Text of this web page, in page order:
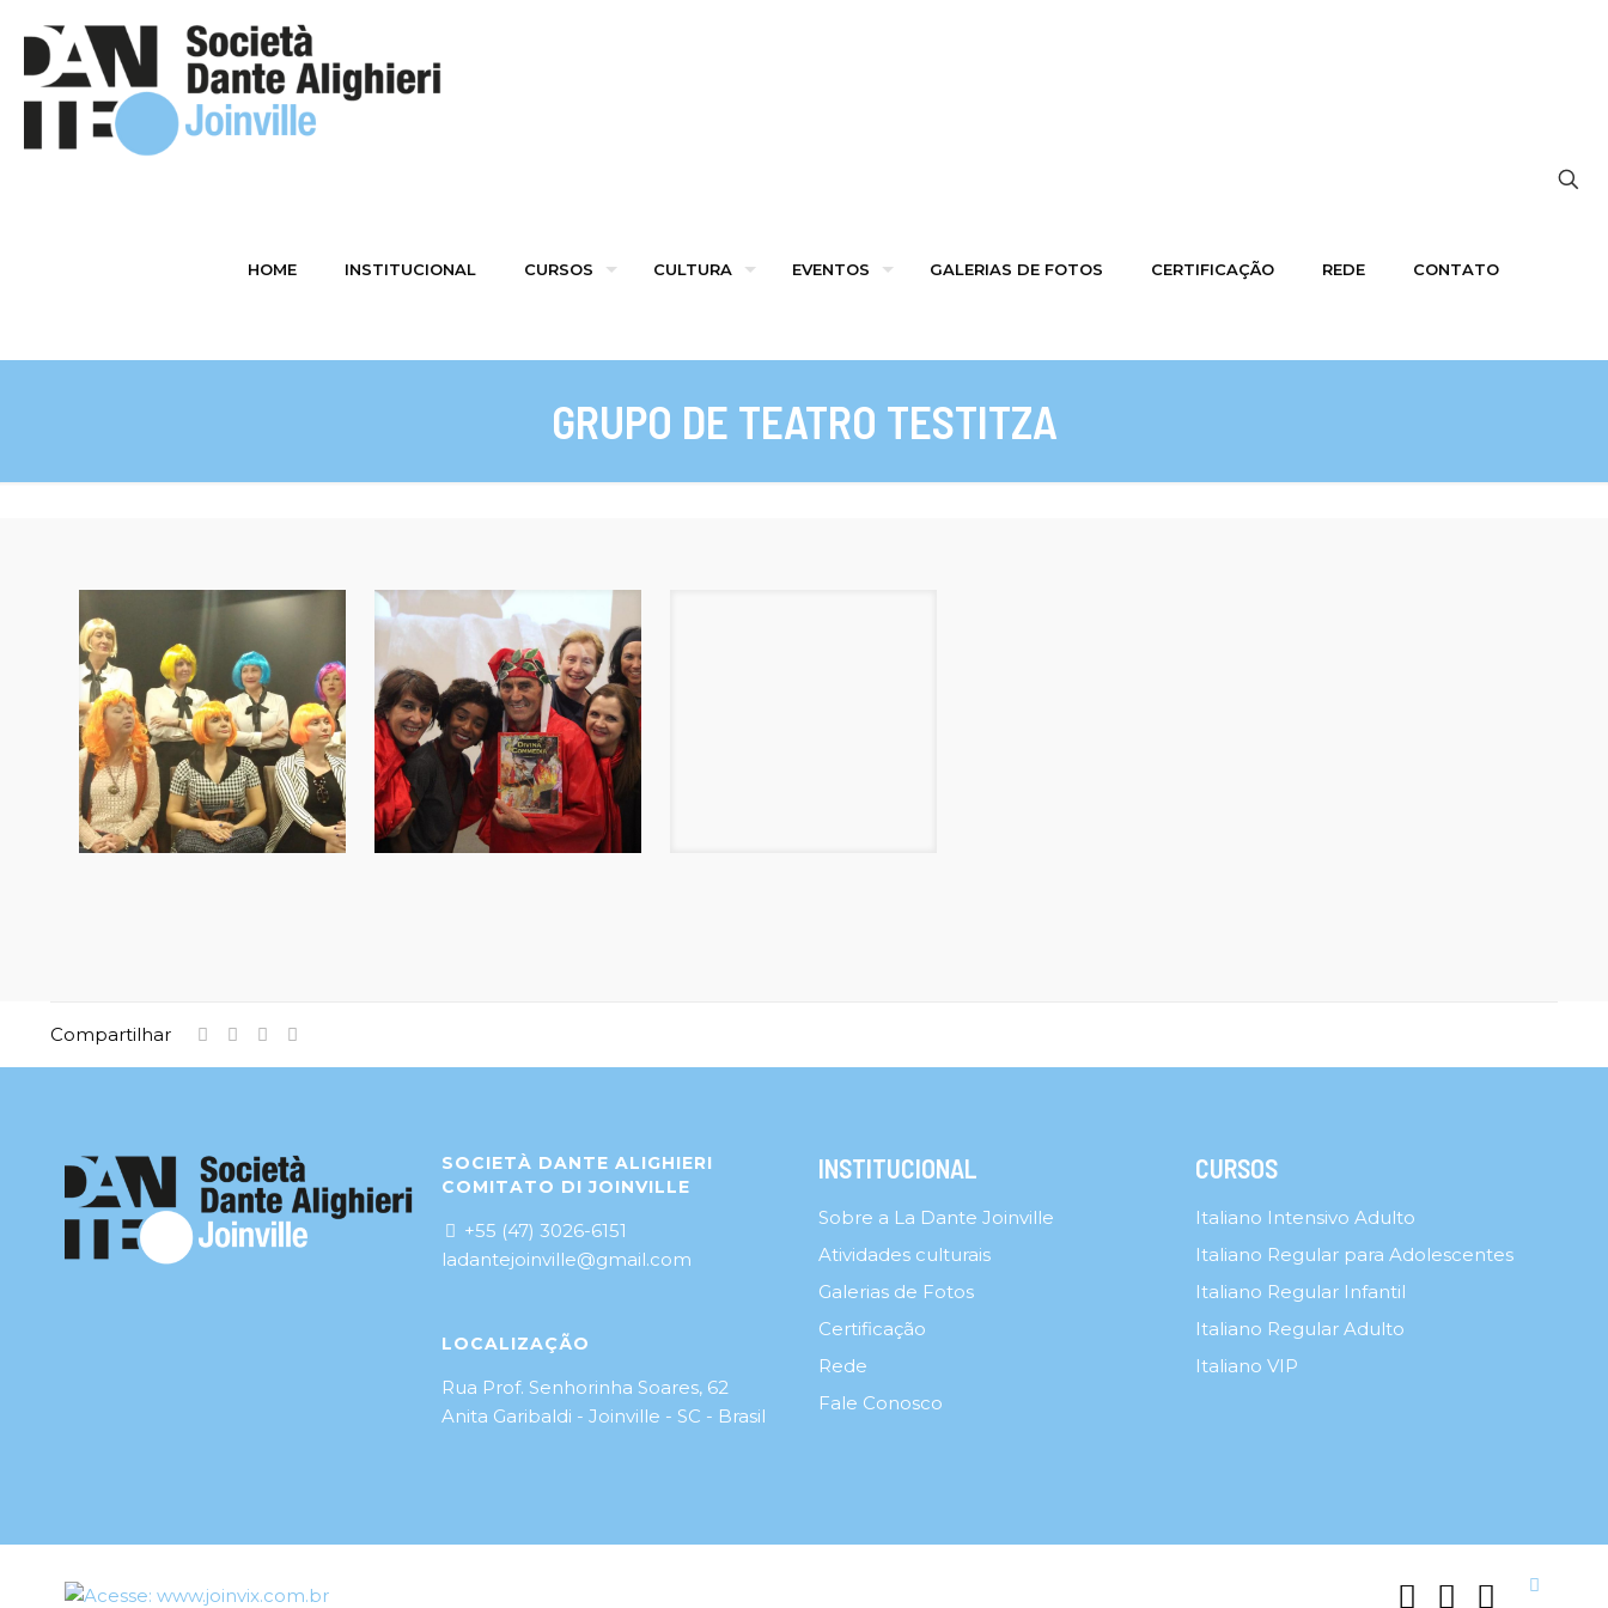
HOME INSTITUCIONAL CURSOS CULTURA EVENTOS GALERIAS DE FOTOS CERTIFICAÇÃO REDE CONTATO
GRUPO DE TEATRO TESTITZA
Compartilhar
SOCIETÀ DANTE ALIGHIERI
COMITATO DI JOINVILLE
+55 (47) 3026-6151
ladantejoinville@gmail.com
LOCALIZAÇÃO
Rua Prof. Senhorinha Soares, 62
Anita Garibaldi - Joinville - SC - Brasil
INSTITUCIONAL
Sobre a La Dante Joinville
Atividades culturais
Galerias de Fotos
Certificação
Rede
Fale Conosco
CURSOS
Italiano Intensivo Adulto
Italiano Regular para Adolescentes
Italiano Regular Infantil
Italiano Regular Adulto
Italiano VIP